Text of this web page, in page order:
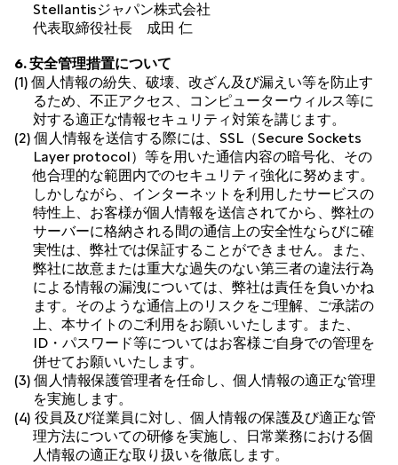
Stellantisジャパン株式会社
代表取締役社長 成田 仁
6. 安全管理措置について
(1) 個人情報の紛失、破壊、改ざん及び漏えい等を防止す
るため、不正アクセス、コンピューターウィルス等に
対する適正な情報セキュリティ対策を講じます。
(2) 個人情報を送信する際には、SSL（Secure Sockets
Layer protocol）等を用いた通信内容の暗号化、その
他合理的な範囲内でのセキュリティ強化に努めます。
しかしながら、インターネットを利用したサービスの
特性上、お客様が個人情報を送信されてから、弊社の
サーバーに格納される間の通信上の安全性ならびに確
実性は、弊社では保証することができません。また、
弊社に故意または重大な過失のない第三者の違法行為
による情報の漏洩については、弊社は責任を負いかね
ます。そのような通信上のリスクをご理解、ご承諾の
上、本サイトのご利用をお願いいたします。また、
ID・パスワード等についてはお客様ご自身での管理を
併せてお願いいたします。
(3) 個人情報保護管理者を任命し、個人情報の適正な管理
を実施します。
(4) 役員及び従業員に対し、個人情報の保護及び適正な管
理方法についての研修を実施し、日常業務における個
人情報の適正な取り扱いを徹底します。